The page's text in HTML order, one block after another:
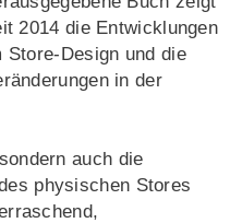
2014 die Entwicklungen
Store-Design und die
in der
auch die
physischen Stores